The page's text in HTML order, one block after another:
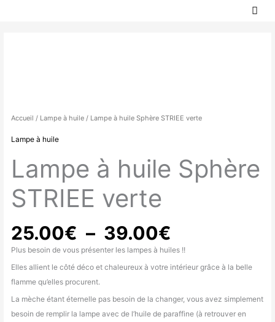
Accueil / Lampe à huile / Lampe à huile Sphère STRIEE verte
Lampe à huile
Lampe à huile Sphère
STRIEE verte
25.00€ – 39.00€
39.00€
Plus besoin de vous présenter les lampes à huiles !!
Elles allient le côté déco et chaleureux à votre intérieur grâce à la belle
flamme qu’elles procurent.
La mèche étant éternelle pas besoin de la changer, vous avez simplement
besoin de remplir la lampe avec de l’huile de paraffine (à retrouver en
Sphère
verte